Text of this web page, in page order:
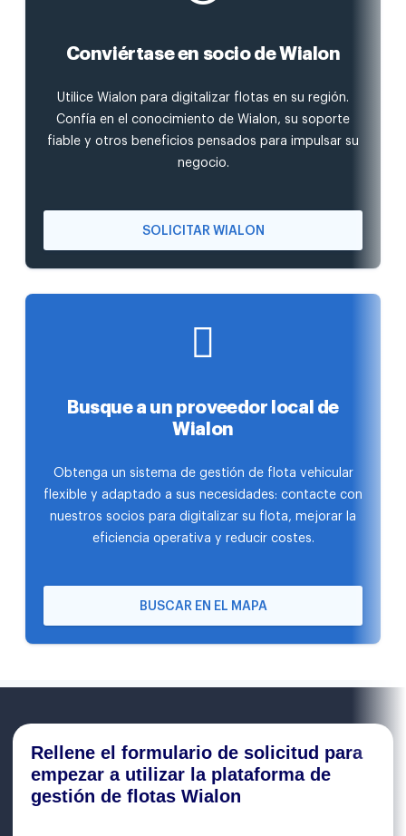
Conviértase en socio de Wialon
Utilice Wialon para digitalizar flotas en su región.
Confía en el conocimiento de Wialon, su soporte
fiable y otros beneficios pensados para impulsar su
negocio.
SOLICITAR WIALON
Busque a un proveedor local de
Wialon
Obtenga un sistema de gestión de flota vehicular
flexible y adaptado a sus necesidades: contacte con
nuestros socios para digitalizar su flota, mejorar la
eficiencia operativa y reducir costes.
BUSCAR EN EL MAPA